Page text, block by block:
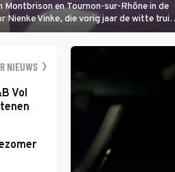
en Tournon-sur-Rhône in de
Nienke Vinke, die vorig jaar de witte trui
NIEUWS
Vol